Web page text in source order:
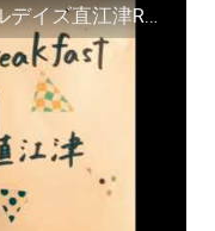
「BerryBerryBreakfastのオールデイズ直江津Radio〜第５２回」ヨーグルト田中とDJシューカイ